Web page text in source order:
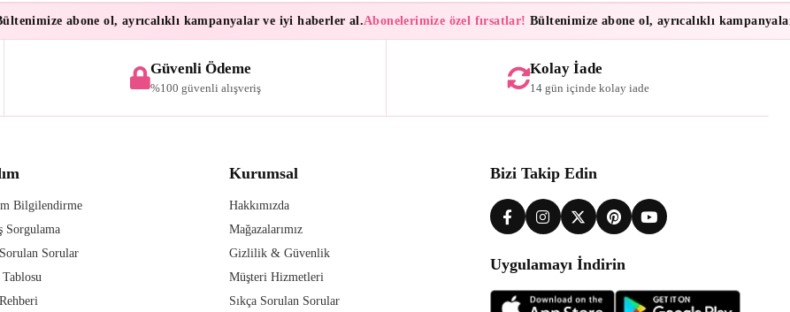
abone ol, ayrıcalıklı kampanyalar ve iyi haberler al. Abonelerimize özel fırsatlar!Bültenimize abone ol, ayrıcalıklı kampanyalar
Güvenli Ödeme
%100 güvenli alışveriş
Kolay İade
14 gün içinde kolay iade
Bilgilendirme
Sorgulama
Sorular
Tablosu
Kurumsal
Hakkımızda
Mağazalarımız
Gizlilik & Güvenlik
Müşteri Hizmetleri
Sıkça Sorulan Sorular
Bizi Takip Edin
Uygulamayı İndirin